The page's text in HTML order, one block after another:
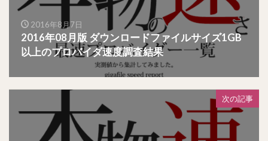
2016年8月7日
2016年08月版 ダウンロードファイルサイズ1GB
以上のプロバイダ速度調査結果
次の記事